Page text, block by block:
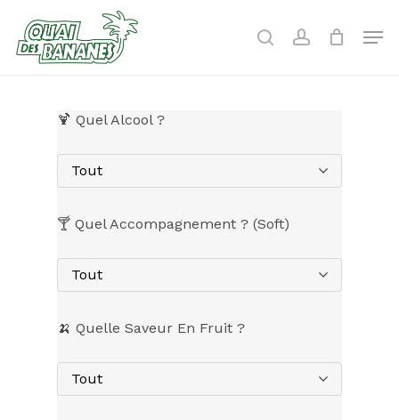
main
content
searchaccount
🍹 Quel Alcool ?
Tout
🍸 Quel Accompagnement ? (Soft)
Tout
🍌 Quelle Saveur En Fruit ?
Tout